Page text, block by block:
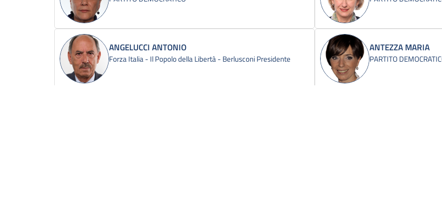
ANGELUCCI ANTONIO
Forza Italia - Il Popolo della Libertà - Berlusconi Presidente
ANTEZZA MARIA
PARTITO